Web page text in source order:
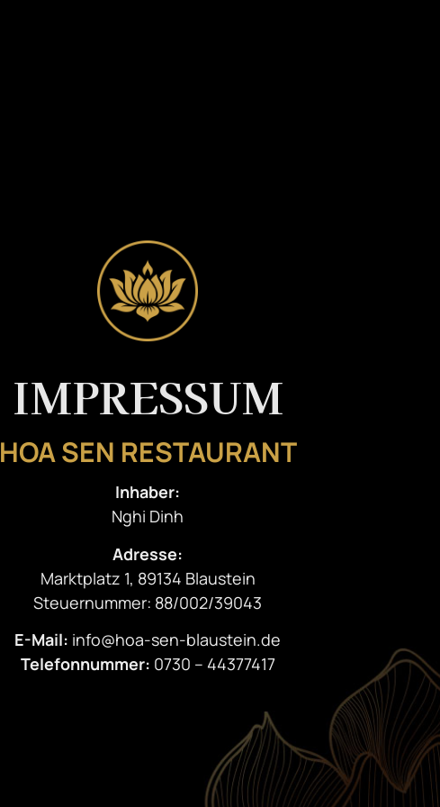
IMPRESSUM
HOA SEN RESTAURANT
Inhaber:
Nghi Dinh
Adresse:
Marktplatz 1, 89134 Blaustein
Steuernummer: 88/002/39043
E-Mail: info@hoa-sen-blaustein.de
Telefonnummer: 0730 – 44377417